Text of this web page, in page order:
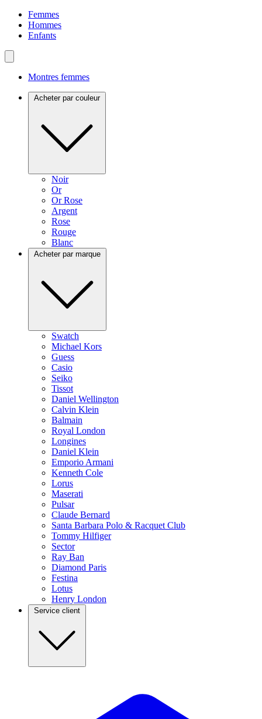
Femmes
Hommes
Enfants
Montres femmes
Acheter par couleur
Noir
Or
Or Rose
Argent
Rose
Rouge
Blanc
Acheter par marque
Swatch
Michael Kors
Guess
Casio
Seiko
Tissot
Daniel Wellington
Calvin Klein
Balmain
Royal London
Longines
Daniel Klein
Emporio Armani
Kenneth Cole
Lorus
Maserati
Pulsar
Claude Bernard
Santa Barbara Polo & Racquet Club
Tommy Hilfiger
Sector
Ray Ban
Diamond Paris
Festina
Lotus
Henry London
Service client